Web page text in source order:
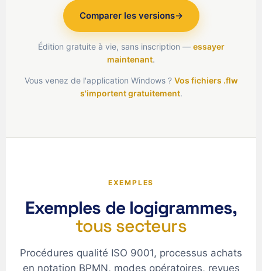
Comparer les versions→
Édition gratuite à vie, sans inscription — essayer
maintenant.
Vous venez de l'application Windows ? Vos fichiers .flw
s'importent gratuitement.
EXEMPLES
Exemples de logigrammes,
tous secteurs
Procédures qualité ISO 9001, processus achats
en notation BPMN, modes opératoires, revues